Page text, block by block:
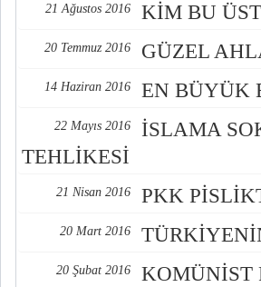
21 Ağustos 2016 KİM BU
20 Temmuz 2016 GÜZEL
14 Haziran 2016 EN BÜYÜK
22 Mayıs 2016
İSLAMA
TEHLİKESİ
21 Nisan 2016 PKK
20 Mart 2016
20 Şubat 2016
KOMÜNİST